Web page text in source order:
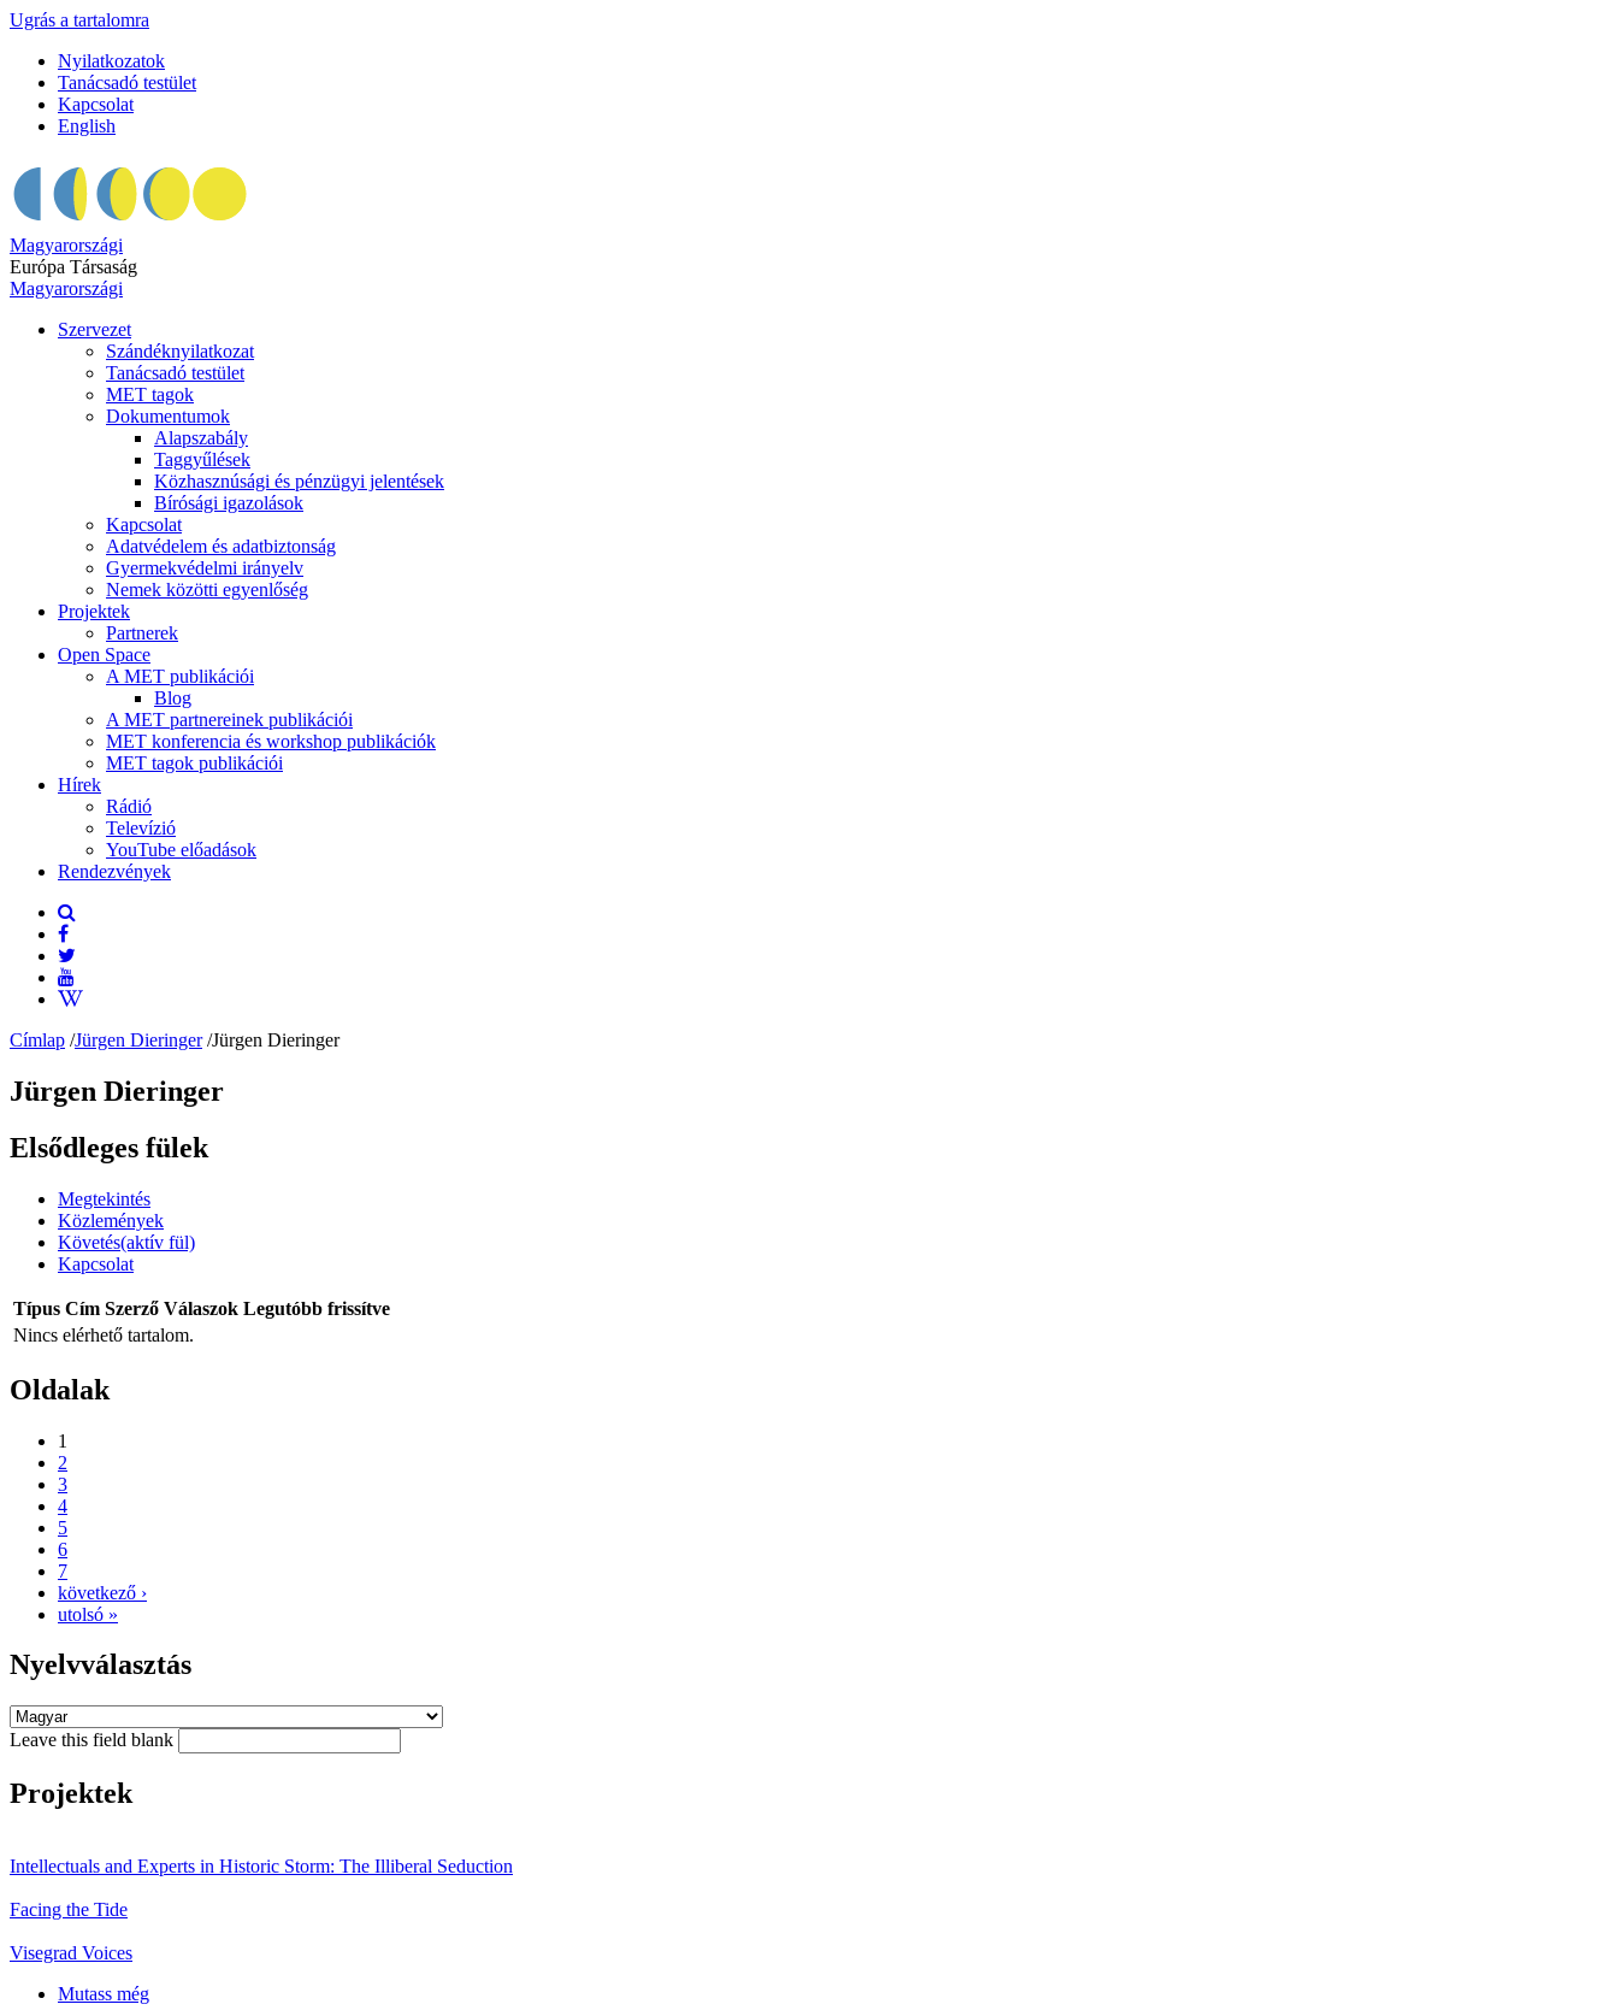
Ugrás a tartalomra
Nyilatkozatok
Tanácsadó testület
Kapcsolat
English
Magyarországi
Európa Társaság
Magyarországi
Szervezet
Szándéknyilatkozat
Tanácsadó testület
MET tagok
Dokumentumok
Alapszabály
Taggyűlések
Közhasznúsági és pénzügyi jelentések
Bírósági igazolások
Kapcsolat
Adatvédelem és adatbiztonság
Gyermekvédelmi irányelv
Nemek közötti egyenlőség
Projektek
Partnerek
Open Space
A MET publikációi
Blog
A MET partnereinek publikációi
MET konferencia és workshop publikációk
MET tagok publikációi
Hírek
Rádió
Televízió
YouTube előadások
Rendezvények
Címlap /Jürgen Dieringer /Jürgen Dieringer
Jürgen Dieringer
Elsődleges fülek
Megtekintés
Közlemények
Követés(aktív fül)
Kapcsolat
Típus Cím Szerző Válaszok Legutóbb frissítve
Nincs elérhető tartalom.
Oldalak
1
2
3
4
5
6
7
következő ›
utolsó »
Nyelvválasztás
Leave this field blank
Projektek
Intellectuals and Experts in Historic Storm: The Illiberal Seduction
Facing the Tide
Visegrad Voices
Mutass még